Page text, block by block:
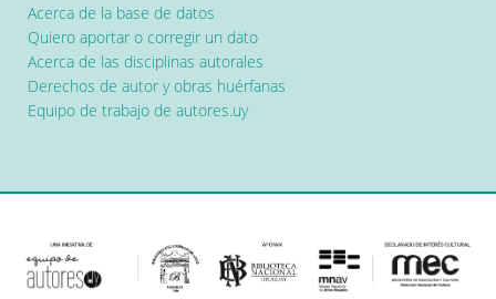
Acerca de la base de datos
Quiero aportar o corregir un dato
Acerca de las disciplinas autorales
Derechos de autor y obras huérfanas
Equipo de trabajo de autores.uy